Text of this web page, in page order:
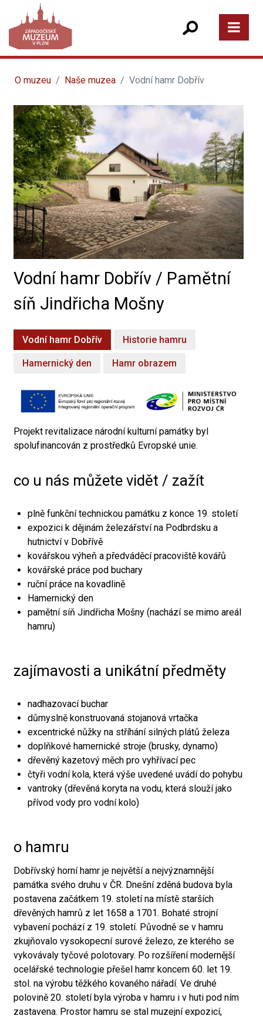
O muzeu Naše muzea Vodní hamr Dobřív
Vodní hamr Dobřív / Pamětní
síň Jindřicha Mošny
Vodní hamr Dobřív Historie hamru
Hamernický den Hamr obrazem
Projekt revitalizace národní kulturní památky byl
spolufinancován z prostředků Evropské unie.
co u nás můžete vidět / zažít
plně funkční technickou památku z konce 19. století
expozici k dějinám železářství na Podbrdsku a
hutnictví v Dobřívě
kovářskou výheň a předváděcí pracoviště kovářů
kovářské práce pod buchary
ruční práce na kovadlině
Hamernický den
pamětní síň Jindřicha Mošny (nachází se mimo areál
hamru)
zajímavosti a unikátní předměty
nadhazovací buchar
důmyslně konstruovaná stojanová vrtačka
excentrické nůžky na stříhání silných plátů železa
doplňkové hamernické stroje (brusky, dynamo)
dřevěný kazetový měch pro vyhřívací pec
čtyři vodní kola, která výše uvedené uvádí do pohybu
vantroky (dřevěná koryta na vodu, která slouží jako
přívod vody pro vodní kolo)
o hamru
Dobřívský horní hamr je největší a nejvýznamnější
památka svého druhu v ČR. Dnešní zděná budova byla
postavena začátkem 19. století na místě starších
dřevěných hamrů z let 1658 a 1701. Bohaté strojní
vybavení pochází z 19. století. Původně se v hamru
zkujňovalo vysokopecní surové železo, ze kterého se
vykovávaly tyčové polotovary. Po rozšíření modernější
ocelářské technologie přešel hamr koncem 60. let 19.
stol. na výrobu těžkého kovaného nářadí. Ve druhé
polovině 20. století byla výroba v hamru i v huti pod ním
zastavena. Prostor hamru se stal muzejní expozicí,